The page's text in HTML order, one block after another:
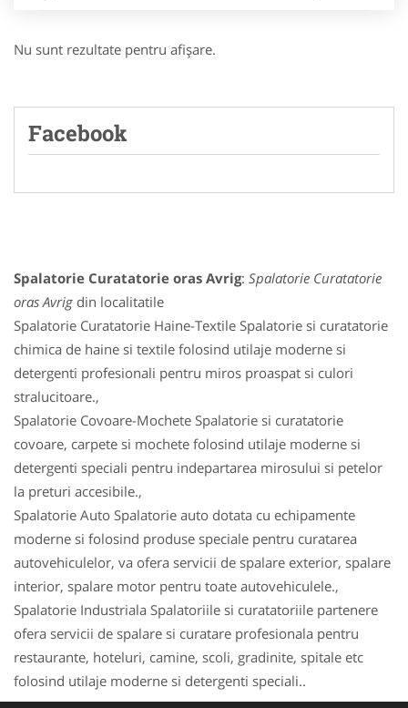
Nu sunt rezultate pentru afişare.
Facebook
Spalatorie Curatatorie oras Avrig: Spalatorie Curatatorie
oras Avrig din localitatile
Spalatorie Curatatorie Haine-Textile Spalatorie si curatatorie
chimica de haine si textile folosind utilaje moderne si
detergenti profesionali pentru miros proaspat si culori
stralucitoare.,
Spalatorie Covoare-Mochete Spalatorie si curatatorie
covoare, carpete si mochete folosind utilaje moderne si
detergenti speciali pentru indepartarea mirosului si petelor
la preturi accesibile.,
Spalatorie Auto Spalatorie auto dotata cu echipamente
moderne si folosind produse speciale pentru curatarea
autovehiculelor, va ofera servicii de spalare exterior, spalare
interior, spalare motor pentru toate autovehiculele.,
Spalatorie Industriala Spalatoriile si curatatoriile partenere
ofera servicii de spalare si curatare profesionala pentru
restaurante, hoteluri, camine, scoli, gradinite, spitale etc
folosind utilaje moderne si detergenti speciali..